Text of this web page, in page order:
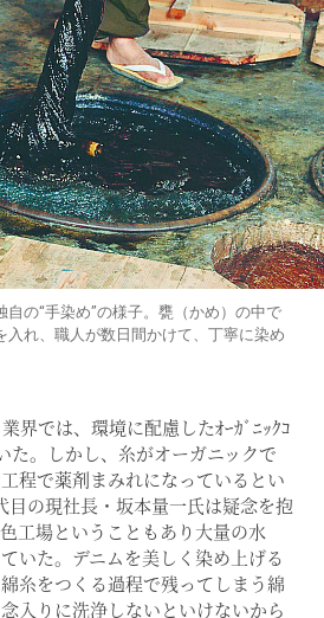
の“手染め”の様子。甕（かめ）の中で
入れ、職人が数日間かけて、丁寧に染め
界では、環境に配慮したｵｰｶﾞﾆｯｸｺ
た。しかし、糸がオーガニックで
程で薬剤まみれになっているとい
目の現社長・坂本量一氏は疑念を抱
工場ということもあり大量の水
いた。デニムを美しく染め上げる
糸をつくる過程で残ってしまう綿
入りに洗浄しないといけないから